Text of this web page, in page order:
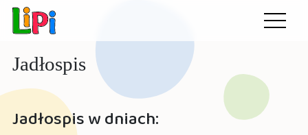
Przedszkole LiPi
Otwórz
Jadłospis
Jadłospis w dniach: